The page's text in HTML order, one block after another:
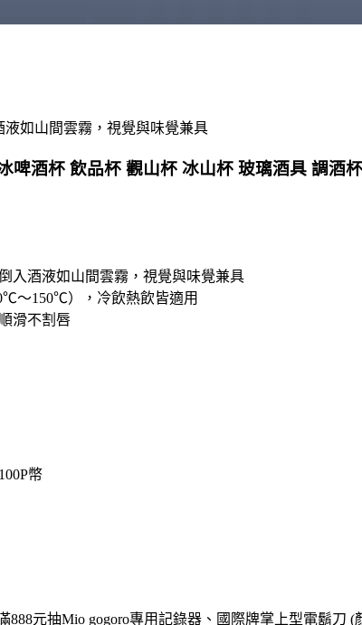
如山間雲霧，視覺與味覺兼具
啤酒杯 飲品杯 觀山杯 冰山杯 玻璃酒具 調酒
入酒液如山間雲霧，視覺與味覺兼具
～150℃），冷飲熱飲皆適用
滑不割唇
幣
888元抽Mio gogoro專用記錄器、國際牌掌上型電鬍刀 (